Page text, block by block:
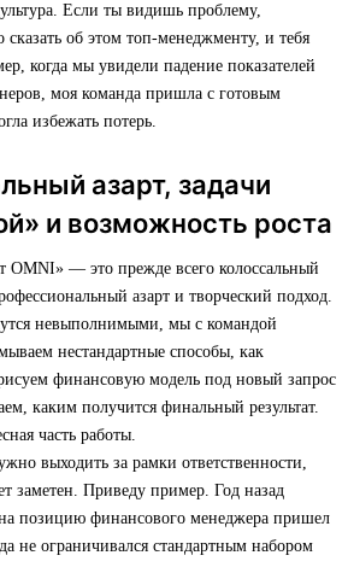
Если ты видишь проблему,
об этом топ-менеджменту, и тебя
когда мы увидели падение показателей
моя команда пришла с готовым
избежать потерь.
азарт, задачи
и возможность роста
OMNI» — это прежде всего колоссальный
азарт и творческий подход.
невыполнимыми, мы с командой
нестандартные способы, как
финансовую модель под новый запрос
каким получится финальный результат.
часть работы.
выходить за рамки ответственности,
заметен. Приведу пример. Год назад
позицию финансового менеджера пришел
не ограничивался стандартным набором